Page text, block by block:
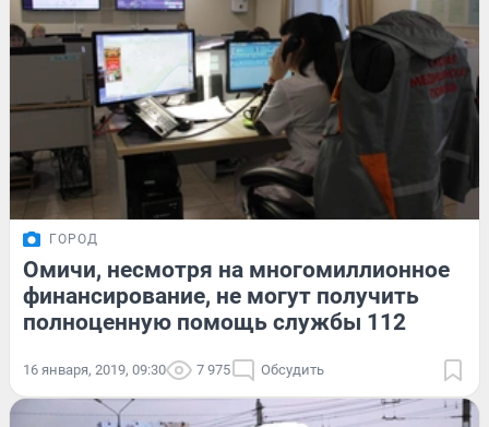
ГОРОД
Омичи, несмотря на многомиллионное
финансирование, не могут получить
полноценную помощь службы 112
16 января, 2019, 09:30 7 975 Обсудить